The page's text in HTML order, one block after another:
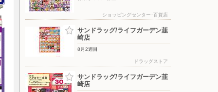
ショッピングセンター･百貨店
サンドラッグ/ライフガーデン韮
崎店
8月2週目
ドラッグストア
サンドラッグ/ライフガーデン韮
崎店